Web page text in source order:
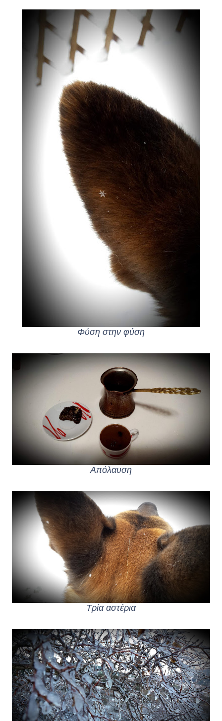
Φύση στην φύση
Απόλαυση
Τρία αστέρια